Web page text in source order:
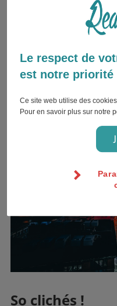
Welcome to
Pour obtenir votre votre
façon sécurisée, le
est de le demander en
en 5 minutes puis vous
So clichés !
Le respect de
est notre priorité
Ce site web utilise des
Pour en savoir plus sur notre